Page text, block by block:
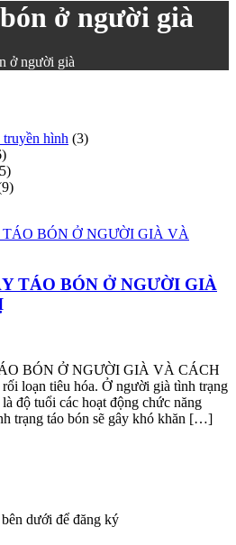
ở người già
ở người già
hình (3)
TÁO BÓN Ở NGƯỜI GIÀ
BÓN Ở NGƯỜI GIÀ VÀ CÁCH
loạn tiêu hóa. Ở người già tình trạng
độ tuổi các hoạt động chức năng
trạng táo bón sẽ gây khó khăn […]
dưới để đăng ký